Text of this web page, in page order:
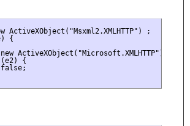
ActiveXObject("Msxml2.XMLHTTP") ;
{
ActiveXObject("Microsoft.XMLHTTP") ;
{